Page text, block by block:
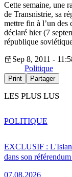
Cette semaine, une
de Transnistrie, sa
mettre fin à l’un des
déclaré hier (7
république
Sep 8, 2011 -
Politique
Print Partager
LES PLUS LUS
EXCLUSIF :
dans son
07.08.2026
POLITIQUE